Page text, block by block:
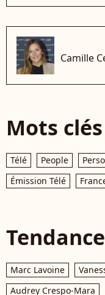
Camille
Mots clés
Télé People
Émission Télé
Marc Lavoine
Audrey Crespo-Mara